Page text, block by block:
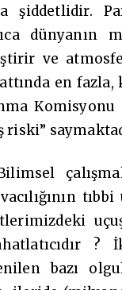
şiddetlidir.
dünyanın
ve
en fazla,
Komisyonu
?
bazı